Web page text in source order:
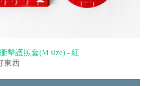
擊護照套(M size) - 紅
東西